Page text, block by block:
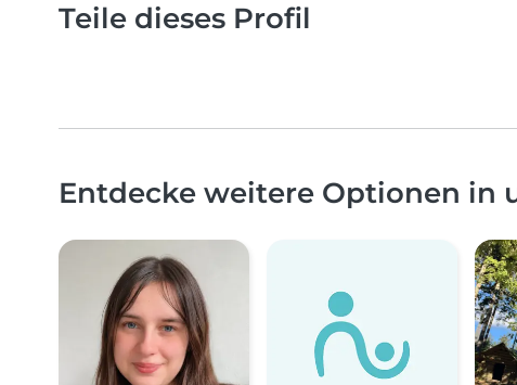
Teile dieses Profil
Entdecke weitere Optionen in